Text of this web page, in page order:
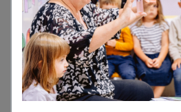
Je voulais savoir si vous en tant
pate vous avez des outils
genre de comportement.
Merci